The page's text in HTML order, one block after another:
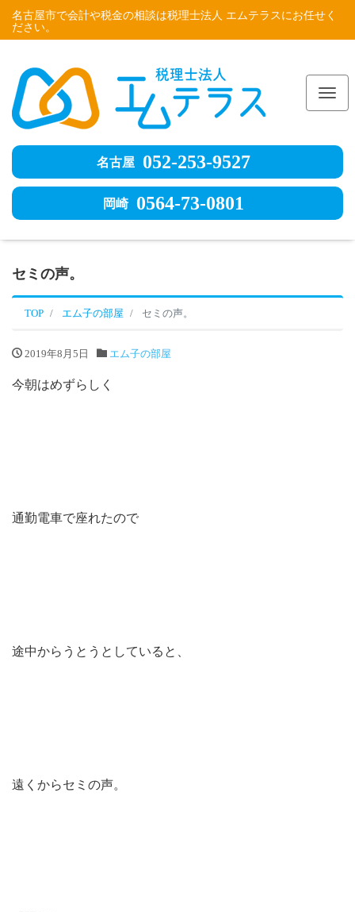
名古屋市で会計や税金の相談は税理士法人 エムテラスにお任せく
ださい。
名古屋 052-253-9527
岡崎 0564-73-0801
セミの声。
TOP エム子の部屋 セミの声。
2019年8月5日 エム子の部屋
今朝はめずらしく
通勤電車で座れたので
途中からうとうとしていると、
遠くからセミの声。